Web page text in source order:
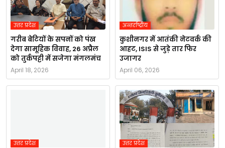
उत्तर प्रदेश
गरीब बेटियों के सपनों को पंख
देगा सामूहिक विवाह, 26 अप्रैल
को तुर्कपट्टी में सजेगा मंगलमंच
April 18, 2026
अन्तर्राष्ट्रीय
कुशीनगर में आतंकी नेटवर्क की
आहट, ISIS से जुड़े तार फिर
उजागर
April 06, 2026
उत्तर प्रदेश उत्तर प्रदेश